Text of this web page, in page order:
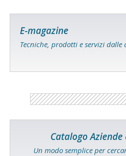
E-magazine
Tecniche, prodotti e servizi dalle
Catalogo
Un modo semplice per